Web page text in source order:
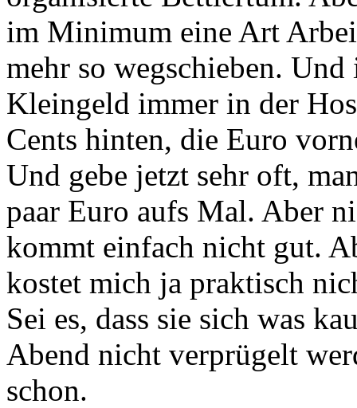
im Minimum eine Art
mehr so wegschieben.
Kleingeld immer in der
Cents hinten, die Euro
Und gebe jetzt sehr oft,
paar Euro aufs Mal. Aber
kommt einfach nicht gut.
kostet mich ja praktisch
Sei es, dass sie sich was
Abend nicht verprügelt
schon.